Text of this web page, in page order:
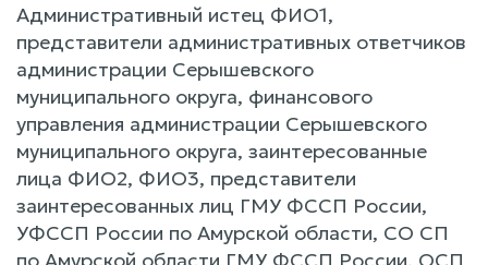
Административный истец ФИО1,
представители административных ответчиков
администрации Серышевского
муниципального округа, финансового
управления администрации Серышевского
муниципального округа, заинтересованные
лица ФИО2, ФИО3, представители
заинтересованных лиц ГМУ ФССП России,
УФССП России по Амурской области, СО СП
по Амурской области ГМУ ФССП России, ОСП